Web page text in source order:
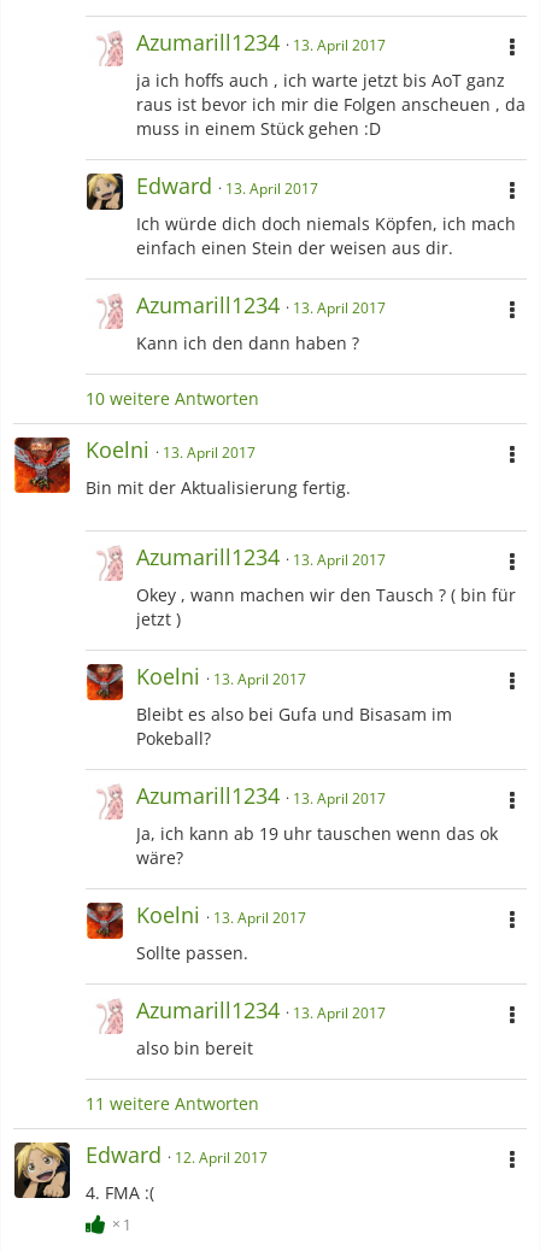
Azumarill1234 13. April 2017
ja ich hoffs auch , ich warte jetzt bis AoT ganz
raus ist bevor ich mir die Folgen anscheuen , da
muss in einem Stück gehen :D
Edward 13. April 2017
Ich würde dich doch niemals Köpfen, ich mach
einfach einen Stein der weisen aus dir.
Azumarill1234 13. April 2017
Kann ich den dann haben ?
10 weitere Antworten
Koelni 13. April 2017
Bin mit der Aktualisierung fertig.
Azumarill1234 13. April 2017
Okey , wann machen wir den Tausch ? ( bin für
jetzt )
Koelni 13. April 2017
Bleibt es also bei Gufa und Bisasam im
Pokeball?
Azumarill1234 13. April 2017
Ja, ich kann ab 19 uhr tauschen wenn das ok
wäre?
Koelni 13. April 2017
Sollte passen.
Azumarill1234 13. April 2017
also bin bereit
11 weitere Antworten
Edward 12. April 2017
4. FMA :(
1